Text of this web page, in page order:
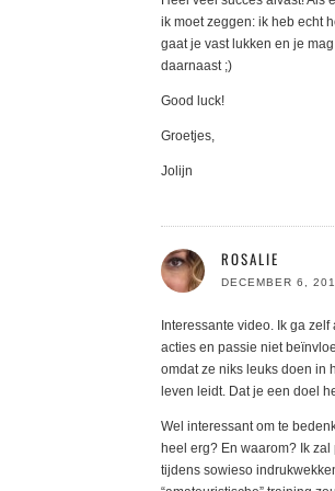
ik moet zeggen: ik heb echt
gaat je vast lukken en je
daarnaast ;)
Good luck!
Groetjes,
Jolijn
ROSALIE
DECEMBER 6,
Interessante video. Ik ga
acties en passie niet
omdat ze niks leuks doen in
leven leidt. Dat je een doel
Wel interessant om te
heel erg? En waarom? Ik
tijdens sowieso